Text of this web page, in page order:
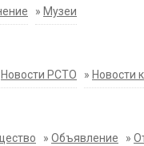
» Музеи
Новости РСТО » Новости
» Объявление »